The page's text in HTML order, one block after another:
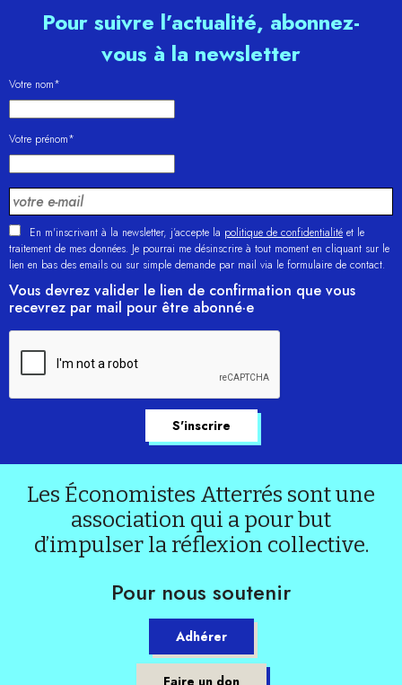
Pour suivre l’actualité, abonnez-
vous à la newsletter
Votre nom*
Votre prénom*
En m'inscrivant à la newsletter, j’accepte la politique de confidentialité et le
traitement de mes données. Je pourrai me désinscrire à tout moment en cliquant sur le
lien en bas des emails ou sur simple demande par mail via le formulaire de contact.
Vous devrez valider le lien de confirmation que vous
recevrez par mail pour être abonné·e
Les Économistes Atterrés sont une
association qui a pour but
d’impulser la réflexion collective.
Pour nous soutenir
Adhérer